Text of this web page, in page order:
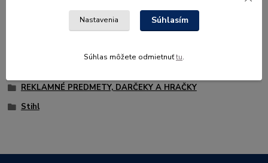
REKLAMNÉ PREDMETY, DARČEKY A HRAČKY
Stihl
Nastavenia Súhlasím
Súhlas môžete odmietnuťtu.